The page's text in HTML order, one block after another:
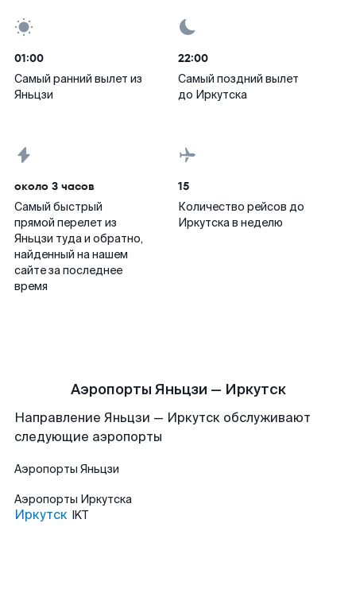
01:00
Самый ранний вылет из
Яньцзи
22:00
Самый поздний вылет
до Иркутска
около 3 часов
Самый быстрый
прямой перелет из
Яньцзи туда и обратно,
найденный на нашем
сайте за последнее
время
15
Количество рейсов до
Иркутска в неделю
Аэропорты Яньцзи — Иркутск
Направление Яньцзи — Иркутск обслуживают
следующие аэропорты
Аэропорты Яньцзи
Аэропорты Иркутска
Иркутск IKT